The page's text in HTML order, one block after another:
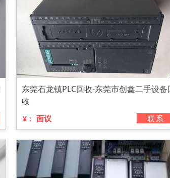
东莞石龙镇PLC回收-东莞市创鑫二手设备
收
¥： 面议 联系